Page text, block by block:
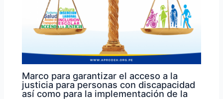
Marco para garantizar el acceso a la
justicia para personas con discapacidad
así como para la implementación de la